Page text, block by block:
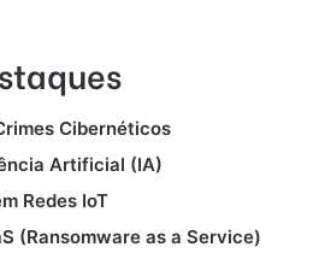
Cibernéticos
Artificial (IA)
Redes IoT
(Ransomware as a Service)